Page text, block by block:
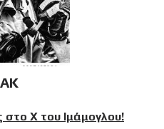
X του Ιμάμογλου!